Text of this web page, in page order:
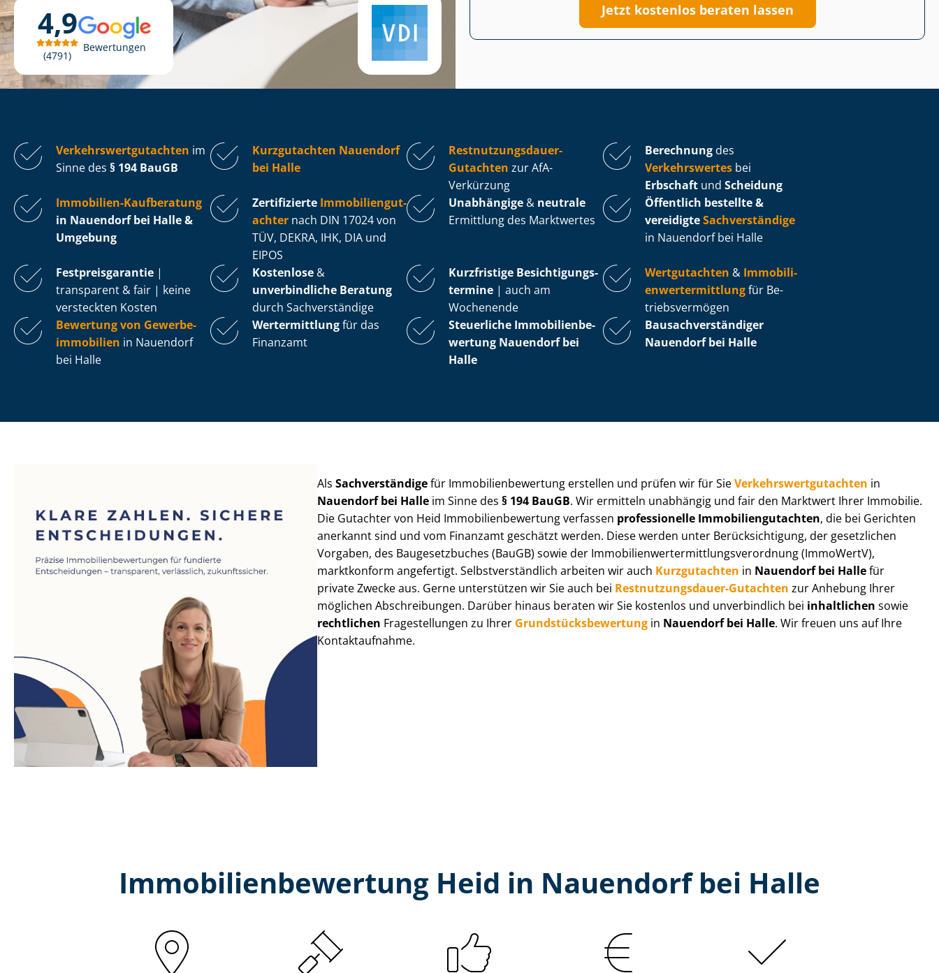
4,9
4791
Bewertungen
Jetzt kostenlos beraten lassen
Ver­kehrs­wert­gut­ach­ten im
Sinne des § 194 BauGB
Kurzgutachten Nauendorf
bei Halle
Rest­nut­zungs­dau­er-
Gutachten zur AfA-
Verkürzung
Berechnung des
Verkehrswertes bei
Erbschaft und Scheidung
Immobilien-Kaufberatung
in Nauendorf bei Halle &
Umgebung
Zertifizierte Im­mo­bi­li­en­gut­
ach­ter nach DIN 17024 von
TÜV, DEKRA, IHK, DIA und
EIPOS
Unabhängige & neutrale
Ermittlung des Marktwertes
Öffentlich bestellte &
vereidigteSachverständige
in Nauendorf bei Halle
Fest­preis­ga­ran­tie |
transparent & fair | keine
versteckten Kosten
Kostenlose &
unverbindliche Beratung
durch Sachverständige
Kurzfristige Be­sich­ti­gungs­
ter­mi­ne | auch am
Wochenende
Wertgutachten & Im­mo­bi­li­
en­wert­ermitt­lungfür Be­
triebs­ver­mö­gen
Bewertung von Ge­wer­be­
im­mo­bi­li­en in Nauendorf
bei Halle
Wertermittlungfür das
Finanzamt
Steuerliche Im­mo­bi­li­en­be­
wer­tung Nauendorf bei
Halle
Bau­sach­ver­stän­di­ger
Nauendorf bei Halle
AlsSachverständigefür Im­mo­bi­li­en­be­wer­tung erstellen und prüfen wir für SieVer­kehrs­wert­gut­ach­ten in
Nauendorf bei Halle im Sinne des§ 194 BauGB. Wir ermitteln unabhängig und fair den Marktwert Ihrer Immobilie.
Die Gutachter von Heid Im­mo­bi­li­en­be­wer­tung verfassen professionelle Im­mo­bi­li­en­gut­ach­ten, die bei Gerichten
anerkannt sind und vom Finanzamt geschätzt werden. Diese werden unter Be­rück­sich­ti­gung, der gesetzlichen
Vorgaben, des Baugesetzbuches (BauGB) sowie der Im­mo­bi­li­en­wert­ermitt­lungs­ver­ord­nung (ImmoWertV),
marktkonform angefertigt. Selbst­ver­ständ­lich arbeiten wir auch Kurzgutachten in Nauendorf bei Hallefür
private Zwecke aus. Gerne unterstützen wir Sie auch bei Rest­nut­zungs­dau­er-Gutachten zur Anhebung Ihrer
möglichen Abschreibungen. Darüber hinaus beraten wir Sie kostenlos und unverbindlich bei inhaltlichen sowie
rechtlichen Fragestellungen zu Ihrer Grund­stücks­be­wer­tung in Nauendorf bei Halle. Wir freuen uns auf Ihre
Kontaktaufnahme.
Immobilien­bewertung Heid in Nauendorf bei Halle